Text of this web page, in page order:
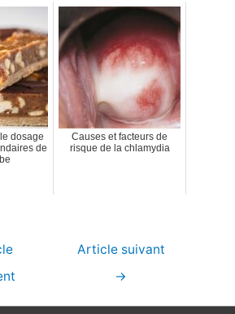
dosage
de
Causes et facteurs de
risque de la chlamydia
Article suivant
→